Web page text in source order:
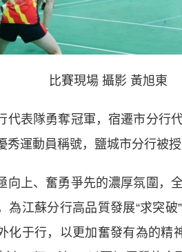
比賽現場 攝影 黃旭東
表隊勇奪冠軍，宿遷市分行
運動員稱號，鹽城市分行被授
、奮勇爭先的濃厚氛圍，全
為江蘇分行高品質發展“求突
化于行，以更加奮發有為的精